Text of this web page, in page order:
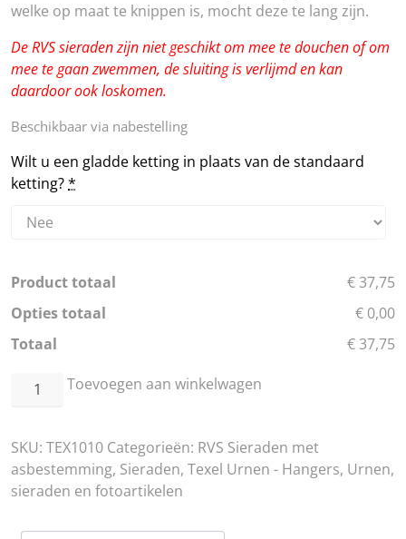
welke op maat te knippen is, mocht deze te lang zijn.
De RVS sieraden zijn niet geschikt om mee te douchen of om
mee te gaan zwemmen, de sluiting is verlijmd en kan
daardoor ook loskomen.
Beschikbaar via nabestelling
Wilt u een gladde ketting in plaats van de standaard
ketting?*
Product totaal
€ 37,75
Opties totaal
€ 0,00
Totaal
€ 37,75
RVS
Toevoegen aan winkelwagen
SKU: TEX1010 Categorieën: RVS Sieraden met
asbestemming, Sieraden, Texel Urnen - Hangers, Urnen,
sieraden en fotoartikelen